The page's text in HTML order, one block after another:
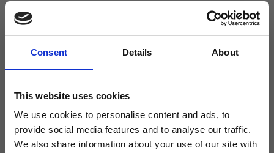
Consent Details About
This website uses cookies
We use cookies to personalise content and ads, to
provide social media features and to analyse our traffic.
We also share information about your use of our site with
Tieniti aggiornato
Non perdere le novità di Ripani, iscriviti alla newsletter!
Acconsento a ricevere novità e promo da Ripani. Per maggiori
informazioni consulta laPrivacy Policy.